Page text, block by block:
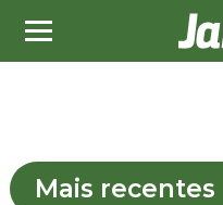
Mais recentes